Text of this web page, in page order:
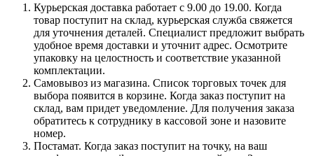
Курьерская доставка работает с 9.00 до 19.00. Когда
товар поступит на склад, курьерская служба свяжется
для уточнения деталей. Специалист предложит выбрать
удобное время доставки и уточнит адрес. Осмотрите
упаковку на целостность и соответствие указанной
комплектации.
Самовывоз из магазина. Список торговых точек для
выбора появится в корзине. Когда заказ поступит на
склад, вам придет уведомление. Для получения заказа
обратитесь к сотруднику в кассовой зоне и назовите
номер.
Постамат. Когда заказ поступит на точку, на ваш